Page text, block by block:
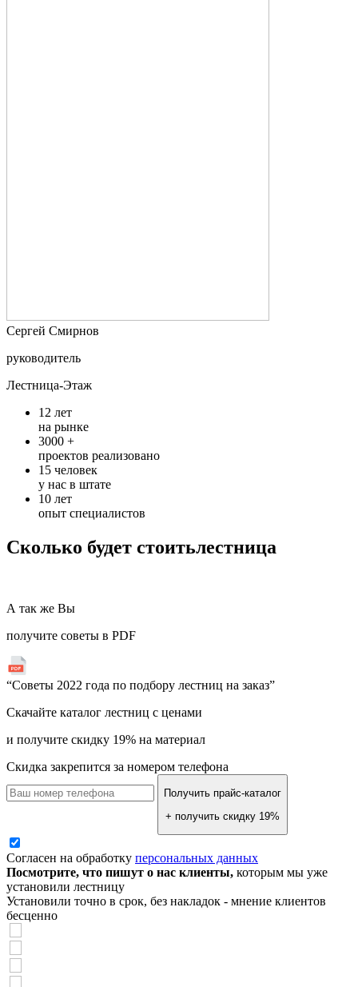
Cергей Смирнов
руководитель
Лестница-Этаж
12 лет
на рынке
3000 +
проектов реализовано
15 человек
у нас в штате
10 лет
опыт специалистов
Сколько будет стоитьлестница
А так же Вы
получите советы в PDF
“Советы 2022 года по подбору лестниц на заказ”
Скачайте каталог лестниц с ценами
и получите скидку 19% на материал
Скидка закрепится за номером телефона
Получить прайс-каталог
+ получить скидку 19%
Согласен на обработку персональных данных
Посмотрите, что пишут о нас клиенты, которым мы уже
установили лестницу
Установили точно в срок, без накладок - мнение клиентов
бесценно